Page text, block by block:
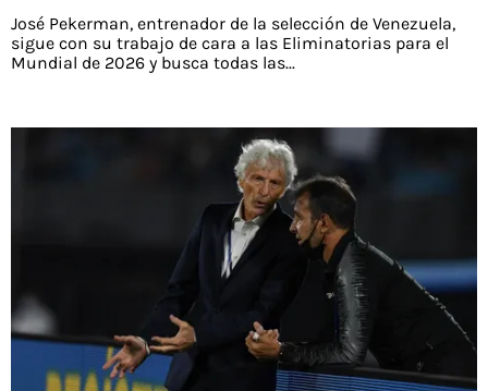
José Pekerman, entrenador de la selección de Venezuela,
sigue con su trabajo de cara a las Eliminatorias para el
Mundial de 2026 y busca todas las...